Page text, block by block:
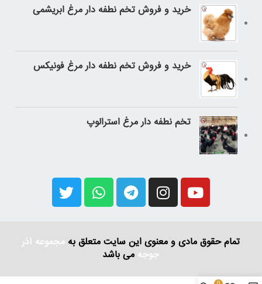
خرید و فروش تخم نطفه دار مرغ ابریشمی
خرید و فروش تخم نطفه دار مرغ فونیکس
تخم نطفه دار مرغ استرالوپ
تمام حقوق مادی و معنوی این سایت متعلق به مجموعه آذر
جوجه می باشد